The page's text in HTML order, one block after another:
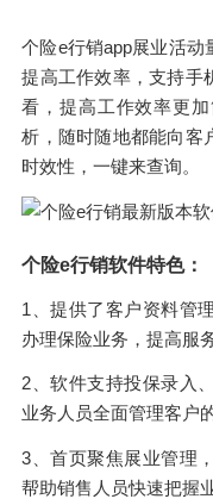
个险e行销app展业活
提高工作效率，支持手
看，提高工作效率更
析，随时随地都能向客
时效性，一键来查询。
个险e行销软件特色：
1、提供了客户资料管
办理保险业务，提高服
2、软件支持投保录入
业务人员全面管理客户
3、首页聚焦展业管理
帮助销售人员快速把握